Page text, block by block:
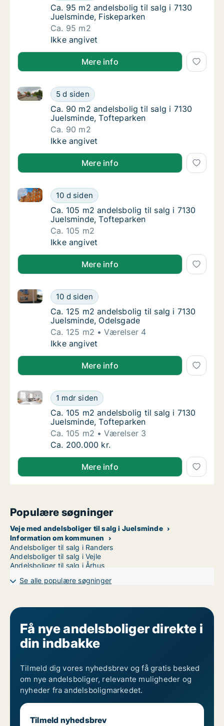
Ca. 95 m2 andelsbolig til salg i 7130
Ca. 95 m2 andelsbolig til salg i 7130
Juelsminde, Fiskeparken
Ca. 95 m2
Ca. 95 m2 andelsbolig til salg i 7130
Ikke angivet
Mere info
Ca. 90 m2 andelsbolig til salg i 7130
5 d siden
Ca. 90 m2 andelsbolig til salg i 7130 Juelsminde,
Ca. 90 m2 andelsbolig til salg i 7130
Ca. 90 m2 andelsbolig til salg i 7130
Juelsminde, Tofteparken
Ca. 90 m2
Ca. 90 m2 andelsbolig til salg i 7130
Ikke angivet
Mere info
Ca. 105 m2 andelsbolig til salg i 7130
10 d siden
Ca. 105 m2 andelsbolig til salg i 7130 Juelsminde,
Ca. 105 m2 andelsbolig til salg i 7130
Ca. 105 m2 andelsbolig til salg i 7130
Juelsminde, Tofteparken
Ca. 105 m2
Ca. 105 m2 andelsbolig til salg i 7130
Ikke angivet
Mere info
Ca. 125 m2 andelsbolig til salg i 7130
10 d siden
Ca. 125 m2 andelsbolig til salg i 7130 Juelsminde,
Ca. 125 m2 andelsbolig til salg i 7130
Ca. 125 m2 andelsbolig til salg i 7130
Juelsminde, Odelsgade
Ca. 125 m2
Værelser 4
Ca. 125 m2 andelsbolig til salg i 7130
Ikke angivet
Mere info
Ca. 105 m2 andelsbolig til salg i 7130
1 mdr siden
Ca. 105 m2 andelsbolig til salg i 7130 Juelsminde,
Ca. 105 m2 andelsbolig til salg i 7130
Ca. 105 m2 andelsbolig til salg i 7130
Juelsminde, Tofteparken
Ca. 105 m2
Værelser 3
Ca. 105 m2 andelsbolig til salg i 7130
Ca. 200.000 kr.
Mere info
Populære søgninger
Veje med andelsboliger til salg i Juelsminde
Information om kommunen
Andelsboliger til salg i Randers
Andelsboliger til salg i Vejle
Andelsboliger til salg i Århus
Se alle populære søgninger
Få nye andelsboliger direkte i
din indbakke
Tilmeld dig vores nyhedsbrev og få gratis besked
om nye andelsboliger, relevante muligheder og
nyheder fra andelsboligmarkedet.
Tilmeld nyhedsbrev